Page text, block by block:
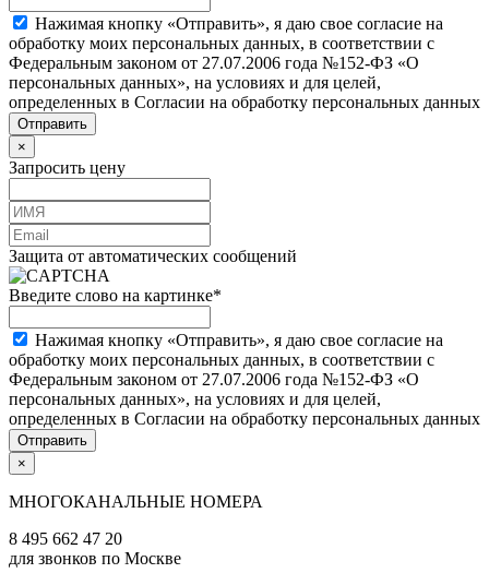
Нажимая кнопку «Отправить», я даю свое согласие на
обработку моих персональных данных, в соответствии с
Федеральным законом от 27.07.2006 года №152-ФЗ «О
персональных данных», на условиях и для целей,
определенных в Согласии на обработку персональных данных
×
Запросить цену
Защита от автоматических сообщений
Введите слово на картинке*
Нажимая кнопку «Отправить», я даю свое согласие на
обработку моих персональных данных, в соответствии с
Федеральным законом от 27.07.2006 года №152-ФЗ «О
персональных данных», на условиях и для целей,
определенных в Согласии на обработку персональных данных
×
МНОГОКАНАЛЬНЫЕ НОМЕРА
8 495 662 47 20
для звонков по Москве